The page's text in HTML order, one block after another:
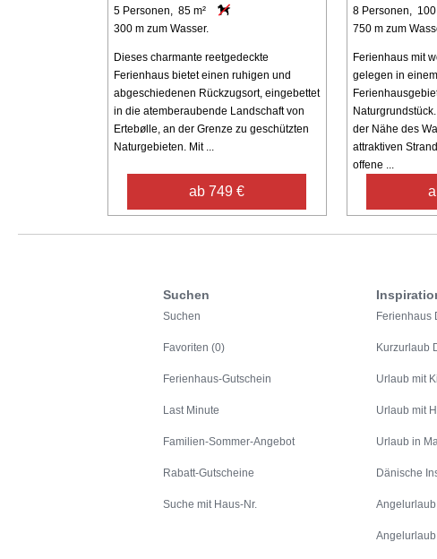
5 Personen, 85 m²
300 m zum Wasser.
Dieses charmante reetgedeckte
Ferienhaus bietet einen ruhigen und
abgeschiedenen Rückzugsort, eingebettet
in die atemberaubende Landschaft von
Ertebølle, an der Grenze zu geschützten
Naturgebieten. Mit ...
ab 749 €
8 Personen, 100
750 m zum
Ferienhaus mit
gelegen in
der Nähe des
attraktiven
offene ...
Suchen
Suchen
Favoriten (0)
Ferienhaus-Gutschein
Last Minute
Familien-Sommer-Angebot
Rabatt-Gutscheine
Suche mit Haus-Nr.
Ferienhaus
Kurzurlaub
Urlaub mit
Urlaub mit
Urlaub in
Dänische
Angelurlaub